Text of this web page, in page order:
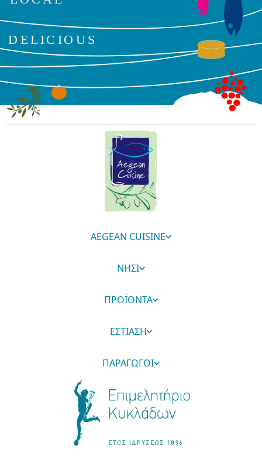
AEGEAN CUISINE
ΝΗΣΙ
ΠΡΟΪΟΝΤΑ
ΕΣΤΙΑΣΗ
ΠΑΡΑΓΩΓΟΙ